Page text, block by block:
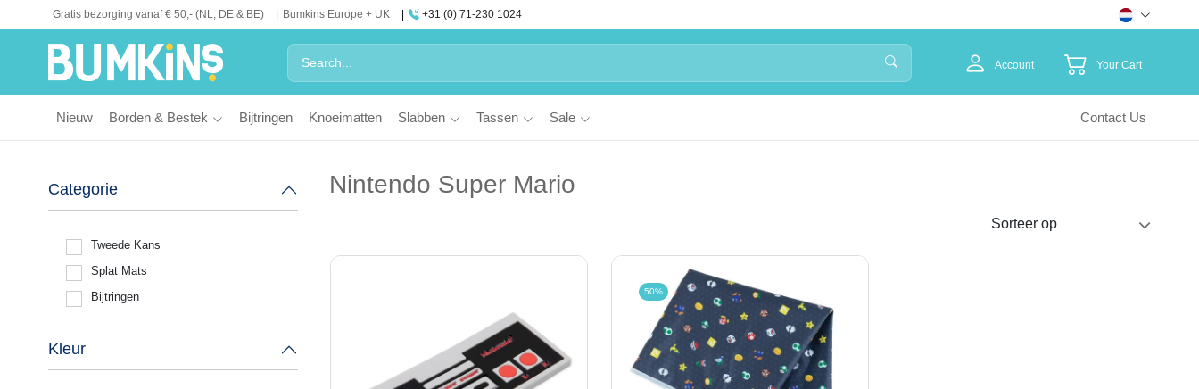
Gratis bezorging vanaf € 50,- (NL, DE & BE) Bumkins Europe + UK +31 (0) 71-230 1024
Account Your Cart
Nieuw Borden & Bestek Bijtringen Knoeimatten Slabben Tassen Sale Contact Us
Categorie
Tweede Kans
Splat Mats
Bijtringen
Kleur
Nintendo Super Mario
50%